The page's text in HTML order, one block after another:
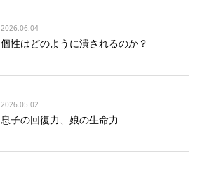
2026.06.04
個性はどのように潰されるのか？
2026.05.02
息子の回復力、娘の生命力